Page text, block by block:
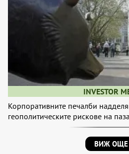
INVESTOR
Корпоративните печалби
геополитическите рискове на
ВИЖ ОЩЕ